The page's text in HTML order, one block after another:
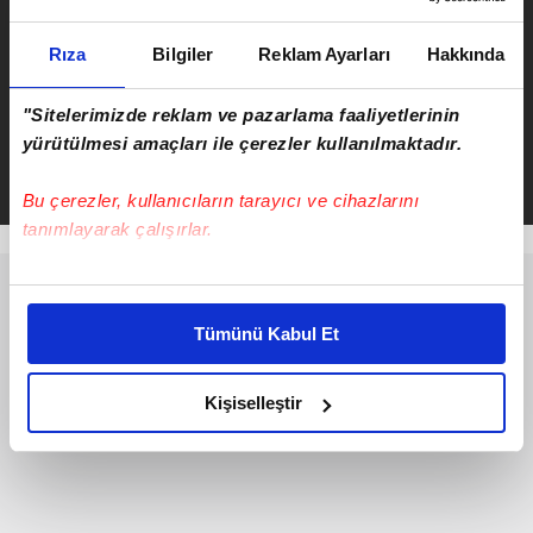
Rıza Bilgiler Reklam Ayarları Hakkında
"Sitelerimizde reklam ve pazarlama faaliyetlerinin
yürütülmesi amaçları ile çerezler kullanılmaktadır.
Bu çerezler, kullanıcıların tarayıcı ve cihazlarını
tanımlayarak çalışırlar.
Bu çerezlere izin vermeniz halinde sizlere özel
daha iyi reklam deneyimi yaşatabiliriz. Bunu yaparken
amacımızın size daha iyi bir reklam deneyimi sunmak
olduğunu ve sizlere en iyi içerikleri sunabilmek adına
elimizden gelen çabayı gösterdiğimizi ve bu noktada,
reklamların maliyetlerimizi karşılamak noktasında tek gelir
Tümünü Kabul Et
Kişiselleştir
Serkan Cortaoğlu
Takvim.com.tr Haber